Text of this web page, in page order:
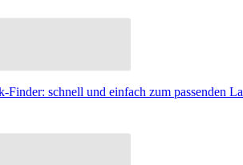
Finder: schnell und einfach zum passenden